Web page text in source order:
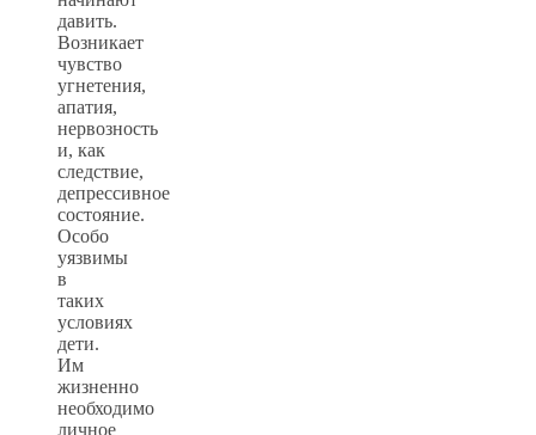
давить.
Возникает
чувство
угнетения,
апатия,
нервозность
и, как
следствие,
депрессивное
состояние.
Особо
уязвимы
в
таких
условиях
дети.
Им
жизненно
необходимо
личное